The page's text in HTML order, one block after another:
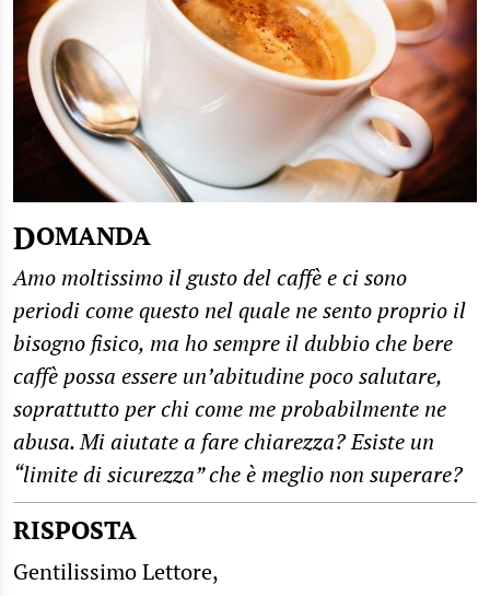
DOMANDA
Amo moltissimo il gusto del caffè e ci sono
periodi come questo nel quale ne sento proprio il
bisogno fisico, ma ho sempre il dubbio che bere
caffè possa essere un’abitudine poco salutare,
soprattutto per chi come me probabilmente ne
abusa. Mi aiutate a fare chiarezza? Esiste un
“limite di sicurezza” che è meglio non superare?
RISPOSTA
Gentilissimo Lettore,